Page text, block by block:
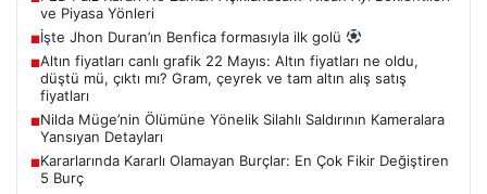
ve Piyasa Yönleri
■İşte Jhon Duran’ın Benfica formasıyla ilk golü
■Altın fiyatları canlı grafik 22 Mayıs: Altın fiyatları ne oldu,
düştü mü, çıktı mı? Gram, çeyrek ve tam altın alış satış
fiyatları
■Nilda Müge’nin Ölümüne Yönelik Silahlı Saldırının Kameralara
Yansıyan Detayları
■Kararlarında Kararlı Olamayan Burçlar: En Çok Fikir Değiştiren
5 Burç